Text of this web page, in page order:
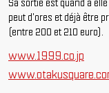
Sa sortie est quand à
peut d'ores et déjà être
(entre 200 et 210 euro).
www.1999.co.jp